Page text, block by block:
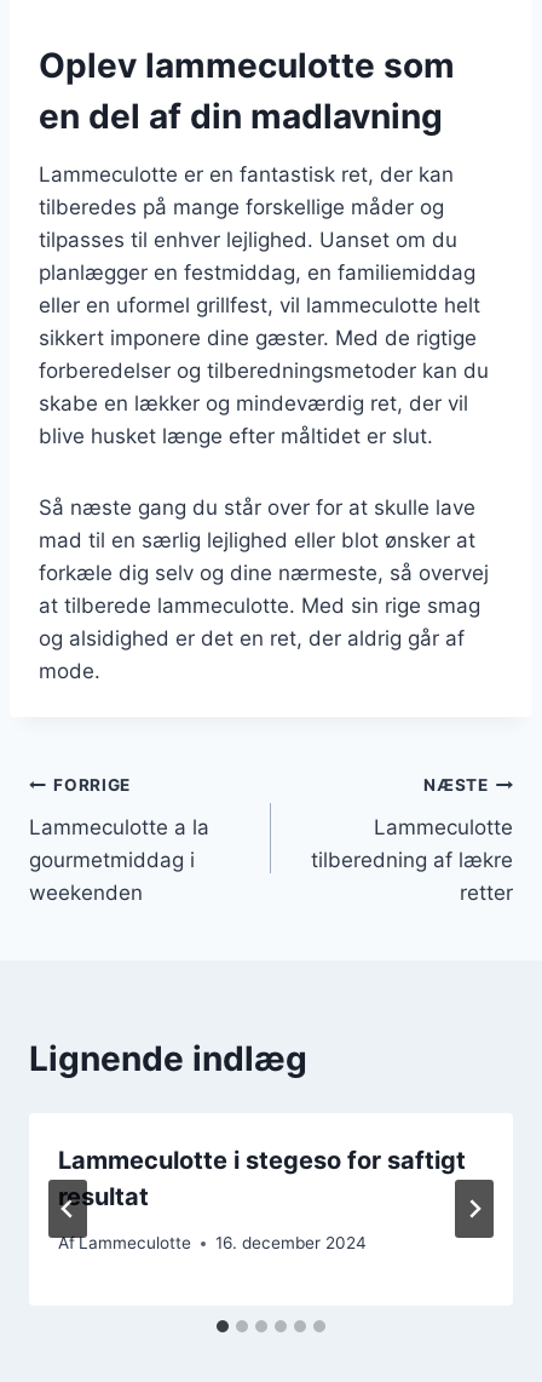
Oplev lammeculotte som
en del af din madlavning
Lammeculotte er en fantastisk ret, der kan
tilberedes på mange forskellige måder og
tilpasses til enhver lejlighed. Uanset om du
planlægger en festmiddag, en familiemiddag
eller en uformel grillfest, vil lammeculotte helt
sikkert imponere dine gæster. Med de rigtige
forberedelser og tilberedningsmetoder kan du
skabe en lækker og mindeværdig ret, der vil
blive husket længe efter måltidet er slut.
Så næste gang du står over for at skulle lave
mad til en særlig lejlighed eller blot ønsker at
forkæle dig selv og dine nærmeste, så overvej
at tilberede lammeculotte. Med sin rige smag
og alsidighed er det en ret, der aldrig går af
mode.
Indlægsnavigation
FORRIGE
Lammeculotte a la
gourmetmiddag i
weekenden
NÆSTE
Lammeculotte
tilberedning af lækre
retter
Lignende indlæg
Lammeculotte i stegeso for saftigt
resultat
AfLammeculotte 16. december 2024